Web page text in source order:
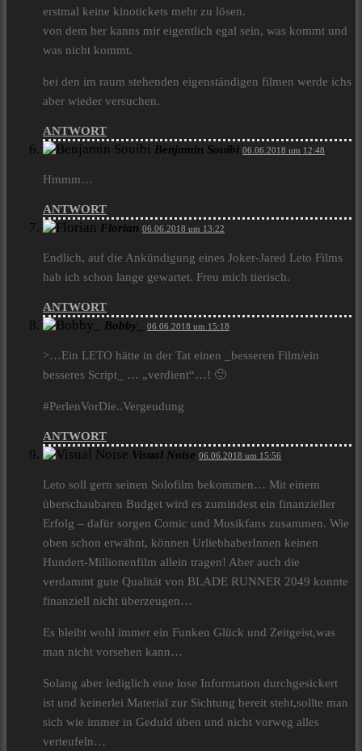
erstmal keine kinotickets mehr zu lösen.
von dem her kanns mir eigentlich egal sein, was kommt und
was nicht kommt.
bei den im raum stehenden eigenständigen filmen werde ichs
aber wieder versuchen.
ANTWORT
Benjamin Souibi 06.06.2018 um 12:48
Hmmm…
ANTWORT
Florian 06.06.2018 um 13:22
Endlich, auf die Ankündigung eines Joker-Jared Leto Films
hab ich schon lange gewartet. Freu mich tierisch.
ANTWORT
Bobby_
06.06.2018 um 15:18
>…Ein LETO hätte in der Tat einen _besseren Film/ein
besseres Script_ … „verdient“…! 🙂
#PerlenVorDie..Vergeudung
ANTWORT
Visual Noise 06.06.2018 um 15:56
Leto soll gern seinen Solofilm bekommen… Mit einem
überschaubaren Budget wird es zumindest ein finanzieller
Erfolg – dafür sorgen Comic und Musikfans zusammen. Wie
oben schon erwähnt, können UrliebhaberInnen keinen
Hundert-Millionenfilm allein tragen! Aber auch die
verdammt gute Qualität von BLADE RUNNER 2049 konnte
finanziell nicht überzeugen…
Es bleibt wohl immer ein Funken Glück und Zeitgeist,was
man nicht vorsehen kann…
Solang aber lediglich eine lose Information durchgesickert
ist und keinerlei Material zur Sichtung bereit steht,sollte man
sich wie immer in Geduld üben und nicht vorweg alles
verteufeln…